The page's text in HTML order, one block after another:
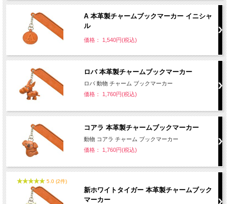
A 本革製チャームブックマーカー イニシャ
ル
価格： 1,540円(税込)
ロバ 本革製チャームブックマーカー
ロバ 動物 チャーム ブックマーカー
価格： 1,760円(税込)
コアラ 本革製チャームブックマーカー
動物 コアラ チャーム ブックマーカー
価格： 1,760円(税込)
5.0 (2件)
新ホワイトタイガー 本革製チャームブック
マーカー